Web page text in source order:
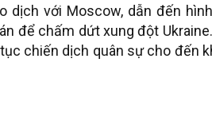
với Moscow, dẫn đến
để chấm dứt xung đột
chiến dịch quân sự cho đến